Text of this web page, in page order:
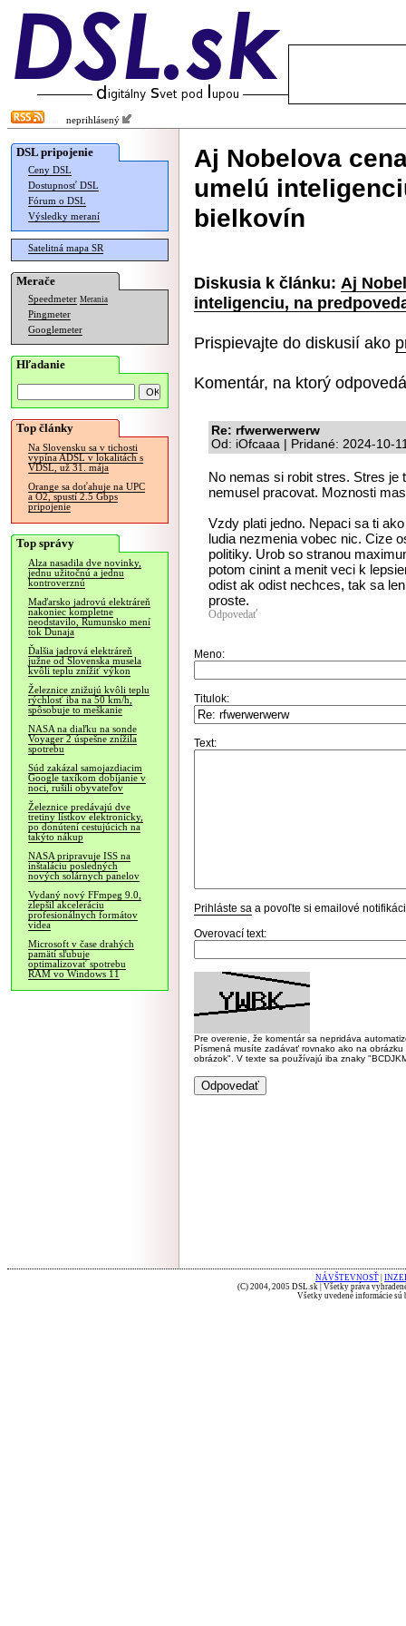
neprihlásený
DSL pripojenie
Ceny DSL
Dostupnosť DSL
Fórum o DSL
Výsledky meraní
Satelitná mapa SR
Merače
Speedmeter Merania
Pingmeter
Googlemeter
Hľadanie
Top články
Na Slovensku sa v tichosti
vypína ADSL v lokalitách s
VDSL, už 31. mája
Orange sa doťahuje na UPC
a O2, spustí 2.5 Gbps
pripojenie
Top správy
Alza nasadila dve novinky,
jednu užitočnú a jednu
kontroverznú
Maďarsko jadrovú elektráreň
nakoniec kompletne
neodstavilo, Rumunsko mení
tok Dunaja
Ďalšia jadrová elektráreň
južne od Slovenska musela
kvôli teplu znížiť výkon
Železnice znižujú kvôli teplu
rýchlosť iba na 50 km/h,
spôsobuje to meškanie
NASA na diaľku na sonde
Voyager 2 úspešne znížila
spotrebu
Súd zakázal samojazdiacim
Google taxíkom dobíjanie v
noci, rušili obyvateľov
Železnice predávajú dve
tretiny lístkov elektronicky,
po donútení cestujúcich na
takýto nákup
NASA pripravuje ISS na
inštaláciu posledných
nových solárnych panelov
Vydaný nový FFmpeg 9.0,
zlepšil akceleráciu
profesionálnych formátov
videa
Microsoft v čase drahých
pamätí sľubuje
optimalizovať spotrebu
RAM vo Windows 11
Aj Nobelova
umelú
bielkovín
Diskusia k článku: Aj
inteligenciu, na
Prispievajte do diskusií ako
Komentár, na ktorý
Re: rfwerwerwerw
Od: iOfcaaa | Pridané: 2024-10-
No nemas si robit stres. Stres je
nemusel pracovat. Moznosti
Vzdy plati jedno. Nepaci sa ti
ludia nezmenia vobec nic. Cize
politiky. Urob so stranou
potom cinint a menit veci k
odist ak odist nechces, tak sa
proste.
Odpovedať
Meno:
Titulok:
Text:
Prihláste sa a povoľte si emailové
Overovací text:
Pre overenie, že komentár sa nepridáva
Písmená musíte zadávať rovnako ako na
obrázok". V texte sa používajú iba znaky
NÁVŠTEVNOSŤ
(C) 2004, 2005 DSL.sk | Všetky práva
Všetky uvedené informácie sú